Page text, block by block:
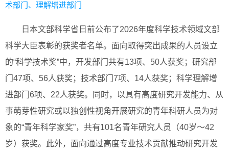
术部门、理解增进部门
日本文部科学省日前公布了2026年度科学技术领域文部
科学大臣表彰的获奖者名单。面向取得突出成果的人员设立
的“科学技术奖”中，开发部门共有13项、50人获奖；研究部
门47项、56人获奖；技术部门7项、14人获奖；科学理解增
进部门6项、22人获奖。同时，以具有高度研究开发能力、从
事萌芽性研究或以独创性视角开展研究的青年科研人员为对
象的“青年科学家奖”，共有101名青年研究人员（40岁～42
岁）获奖。此外，面向通过高度专业技术贡献推动研究开发